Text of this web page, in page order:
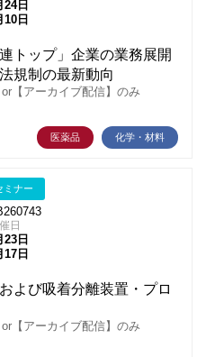
24日
10日
トップ」企業の業務展開
規制の最新動向
【アーカイブ配信】のみ
医薬品 化学・材料
ミナー
日
23日
17日
よび吸着分離装置・プロ
【アーカイブ配信】のみ